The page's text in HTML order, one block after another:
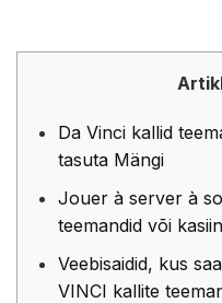
Da Vinci kallid
tasuta Mängi
Jouer à server à
teemandid või
Veebisaidid, kus
VINCI kallite